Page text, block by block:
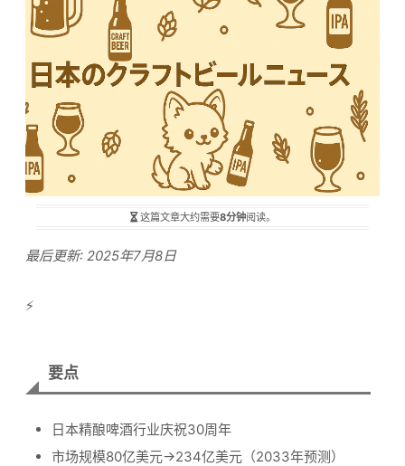
这篇文章大约需要8分钟阅读。
最后更新: 2025年7月8日
⚡
要点
日本精酿啤酒行业庆祝30周年
市场规模80亿美元→234亿美元（2033年预测）